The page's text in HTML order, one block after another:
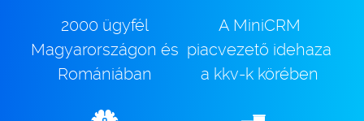
2000 ügyfél
Magyarországon és
Romániában
A MiniCRM
piacvezető idehaza
a kkv-k körében